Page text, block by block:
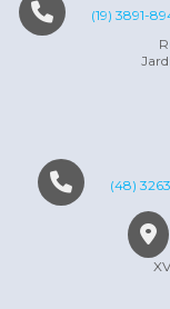
(19) 3891-
(48)